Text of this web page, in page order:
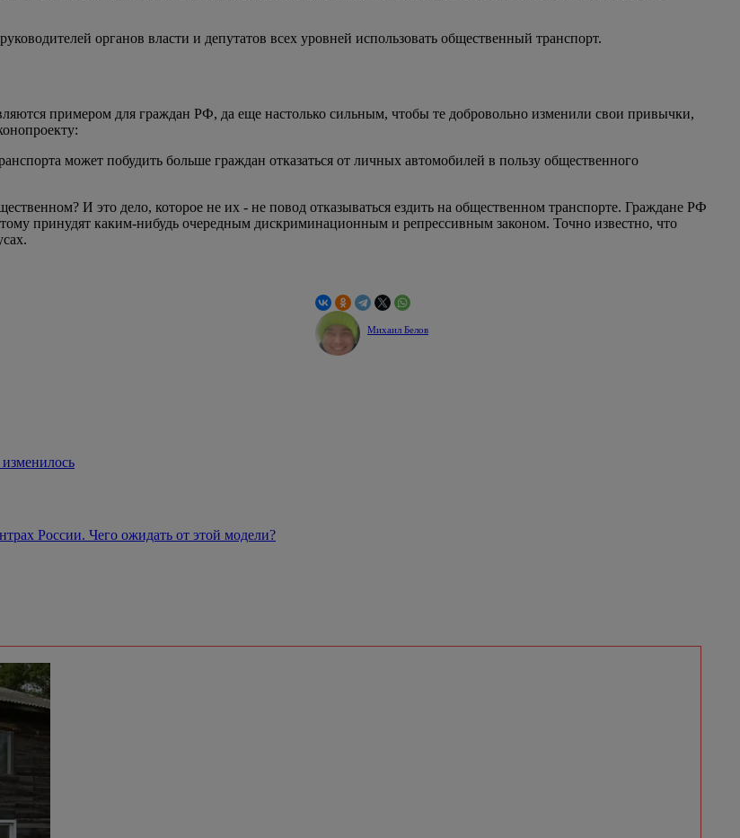
органов власти и депутатов всех уровней использовать общественный транспорт.
примером для граждан РФ, да еще настолько сильным, чтобы те добровольно изменили свои привычки,
может побудить больше граждан отказаться от личных автомобилей в пользу общественного
И это дело, которое не их - не повод отказываться ездить на общественном транспорте. Граждане РФ
принудят каким-нибудь очередным дискриминационным и репрессивным законом. Точно известно, что
Михаил Белов
России. Чего ожидать от этой модели?